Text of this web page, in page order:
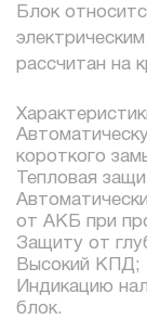
Блок
рассчитан на
короткого
Тепловая
от АКБ при
Защиту от
Высокий КПД;
Индикацию
блок.